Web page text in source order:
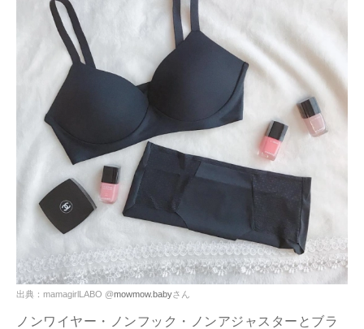
出典：mamagirlLABO @mowmow.babyさん
ノンワイヤー・ノンフック・ノンアジャスターとブラ